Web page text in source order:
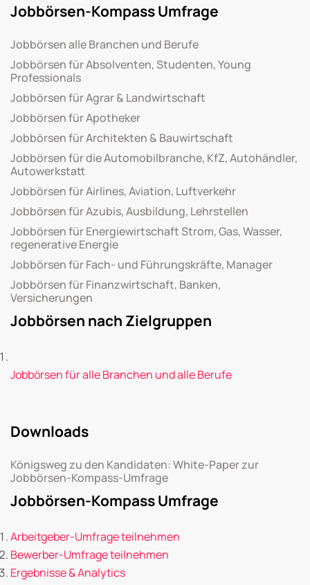
Jobbörsen-Kompass Umfrage
Jobbörsen alle Branchen und Berufe
Jobbörsen für Absolventen, Studenten, Young
Professionals
Jobbörsen für Agrar & Landwirtschaft
Jobbörsen für Apotheker
Jobbörsen für Architekten & Bauwirtschaft
Jobbörsen für die Automobilbranche, KfZ, Autohändler,
Autowerkstatt
Jobbörsen für Airlines, Aviation, Luftverkehr
Jobbörsen für Azubis, Ausbildung, Lehrstellen
Jobbörsen für Energiewirtschaft Strom, Gas, Wasser,
regenerative Energie
Jobbörsen für Fach- und Führungskräfte, Manager
Jobbörsen für Finanzwirtschaft, Banken,
Versicherungen
Jobbörsen nach Zielgruppen
Jobbörsen für alle Branchen und alle Berufe
Downloads
Königsweg zu den Kandidaten: White-Paper zur
Jobbörsen-Kompass-Umfrage
Jobbörsen-Kompass Umfrage
Arbeitgeber-Umfrage teilnehmen
Bewerber-Umfrage teilnehmen
Ergebnisse & Analytics